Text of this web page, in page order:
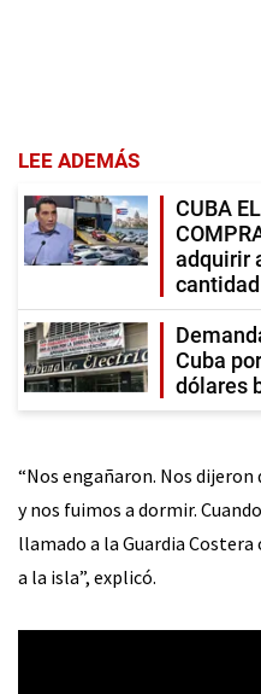
LEE ADEMÁS
CUBA
adquirir
cantidad
Cuba
dólares
“Nos engañaron. Nos
y nos fuimos a dormir.
llamado a la Guardia
a la isla”, explicó.